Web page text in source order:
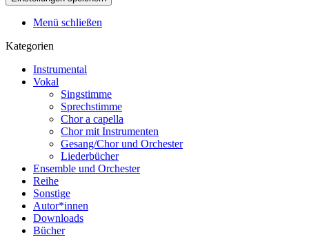
Menü schließen
Kategorien
Instrumental
Vokal
Singstimme
Sprechstimme
Chor a capella
Chor mit Instrumenten
Gesang/Chor und Orchester
Liederbücher
Ensemble und Orchester
Reihe
Sonstige
Autor*innen
Downloads
Bücher